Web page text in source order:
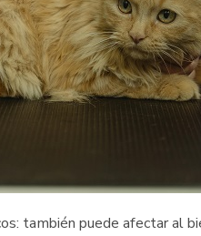
también puede afectar al